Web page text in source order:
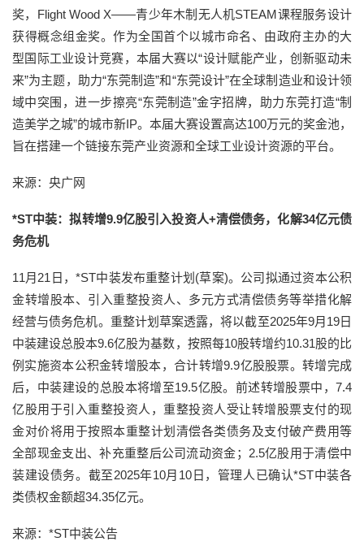
奖，Flight Wood X——青少年木制无人机STEAM课程服务设计
获得概念组金奖。作为全国首个以城市命名、由政府主办的大
型国际工业设计竞赛，本届大赛以“设计赋能产业，创新驱动未
来”为主题，助力“东莞制造”和“东莞设计”在全球制造业和设计领
域中突围，进一步擦亮“东莞制造”金字招牌，助力东莞打造“制
造美学之城”的城市新IP。本届大赛设置高达100万元的奖金池，
旨在搭建一个链接东莞产业资源和全球工业设计资源的平台。
来源：央广网
*ST中装：拟转增9.9亿股引入投资人+清偿债务，化解34亿元债
务危机
11月21日，*ST中装发布重整计划(草案)。公司拟通过资本公积
金转增股本、引入重整投资人、多元方式清偿债务等举措化解
经营与债务危机。重整计划草案透露，将以截至2025年9月19日
中装建设总股本9.6亿股为基数，按照每10股转增约10.31股的比
例实施资本公积金转增股本，合计转增9.9亿股股票。转增完成
后，中装建设的总股本将增至19.5亿股。前述转增股票中，7.4
亿股用于引入重整投资人，重整投资人受让转增股票支付的现
金对价将用于按照本重整计划清偿各类债务及支付破产费用等
全部现金支出、补充重整后公司流动资金；2.5亿股用于清偿中
装建设债务。截至2025年10月10日，管理人已确认*ST中装各
类债权金额超34.35亿元。
来源：*ST中装公告